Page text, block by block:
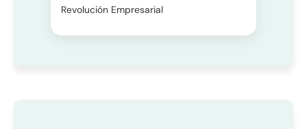
Revolución Empresarial